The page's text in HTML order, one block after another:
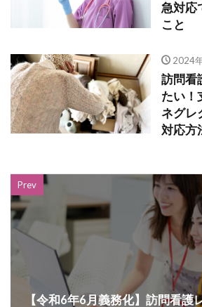
急対応
こと
2024
訪問看
たい！
ネグレ
対応方
Prev
【令和6年6月義務化】訪問看護